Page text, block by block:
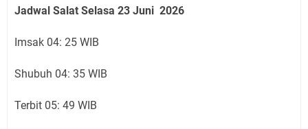
Jadwal Salat Selasa 23 Juni 2026
Imsak 04: 25 WIB
Shubuh 04: 35 WIB
Terbit 05: 49 WIB